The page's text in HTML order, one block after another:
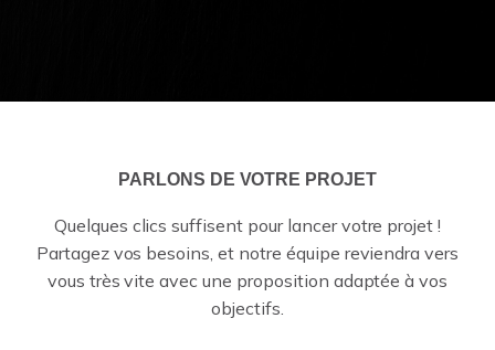
PARLONS DE VOTRE PROJET
Quelques clics suffisent pour lancer votre projet !
Partagez vos besoins, et notre équipe reviendra vers
vous très vite avec une proposition adaptée à vos
objectifs.